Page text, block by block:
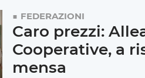
FEDERAZIONI
Caro prezzi:
Cooperative, a
mensa